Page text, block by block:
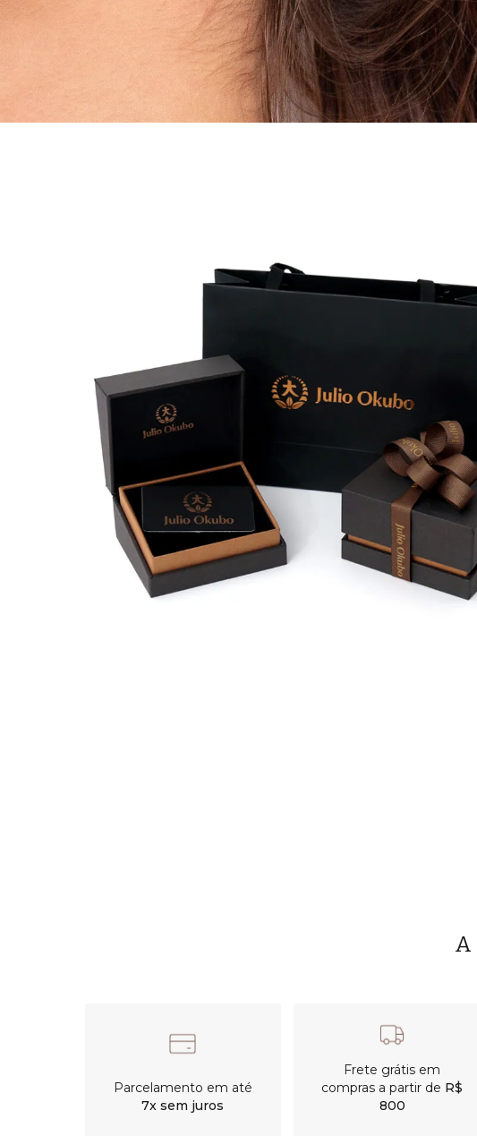
A
Parcelamento em até
7x sem juros
Frete grátis em
compras a partir de R$
800